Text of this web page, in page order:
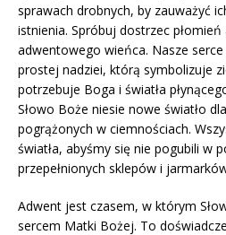
sprawach drobnych, by zauważyć
istnienia. Spróbuj dostrzec
adwentowego wieńca. Nasze
prostej nadziei, którą symbolizuje
potrzebuje Boga i światła
Słowo Boże niesie nowe światło
pogrążonych w ciemnościach.
światła, abyśmy się nie pogubili w
przepełnionych sklepów i
Adwent jest czasem, w którym
sercem Matki Bożej. To